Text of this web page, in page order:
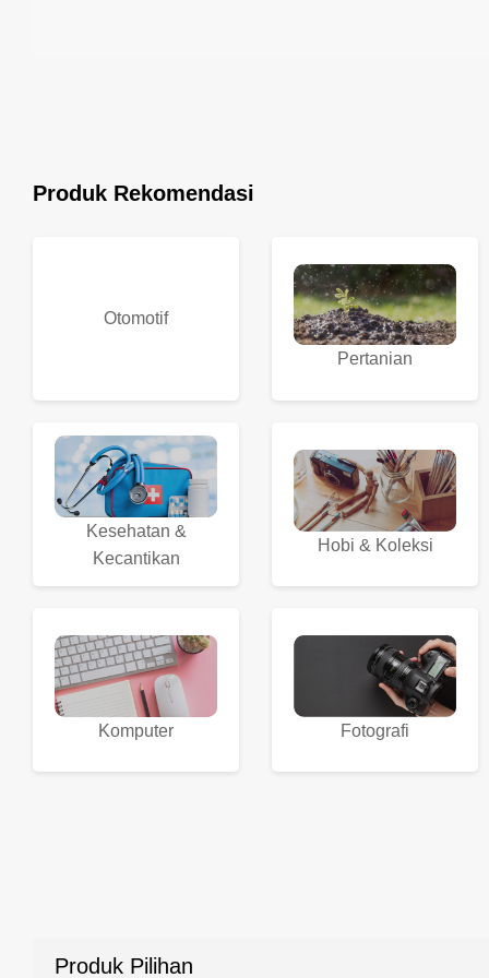
Produk Rekomendasi
Otomotif
Pertanian
Kesehatan &
Kecantikan
Hobi & Koleksi
Komputer Fotografi
Produk Pilihan